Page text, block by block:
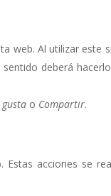
web. Al utilizar este
deberá
o Compartir.
acciones se